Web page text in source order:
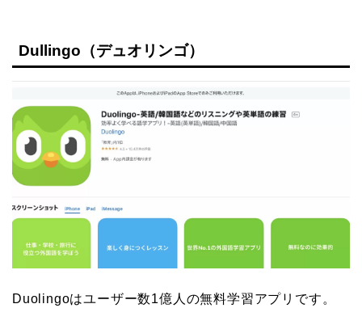
Dullingo（デュオリンゴ）
Duolingoはユーザー数1億人の無料学習アプリです。